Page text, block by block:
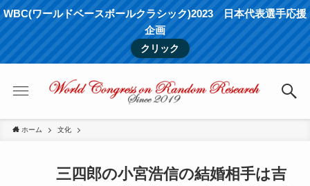
WBC(ワールドベースボールクラシック)2023 日本代表選手応援
企画
クリック
ホーム 文化
三四郎の小宮浩信の結婚相手は吉